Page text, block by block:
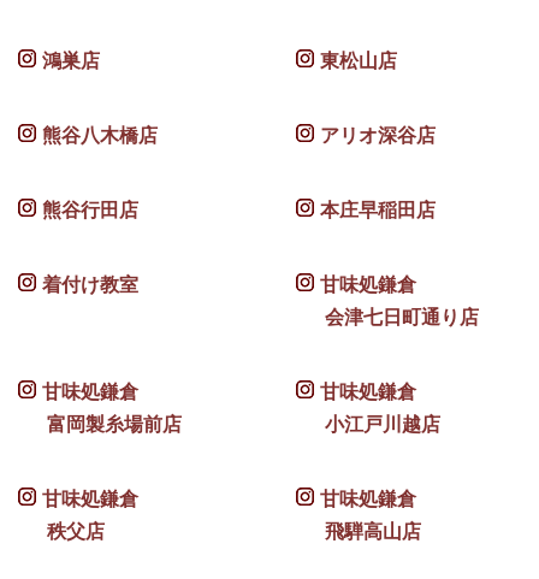
鴻巣店 東松山店
熊谷八木橋店 アリオ深谷店
熊谷行田店 本庄早稲田店
着付け教室
甘味処鎌倉
会津七日町通り店
甘味処鎌倉
富岡製糸場前店
甘味処鎌倉
小江戸川越店
甘味処鎌倉
秩父店
甘味処鎌倉
飛騨高山店